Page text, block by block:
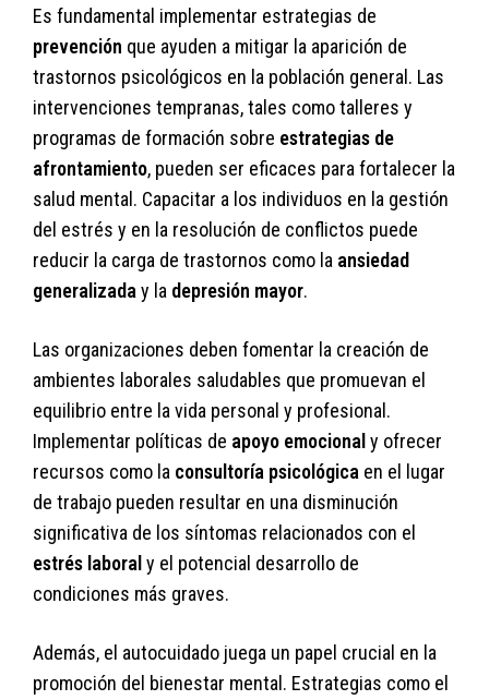
Es fundamental implementar estrategias de
prevención que ayuden a mitigar la aparición de
trastornos psicológicos en la población general. Las
intervenciones tempranas, tales como talleres y
programas de formación sobre estrategias de
afrontamiento, pueden ser eficaces para fortalecer la
salud mental. Capacitar a los individuos en la gestión
del estrés y en la resolución de conflictos puede
reducir la carga de trastornos como la ansiedad
generalizada y la depresión mayor.
Las organizaciones deben fomentar la creación de
ambientes laborales saludables que promuevan el
equilibrio entre la vida personal y profesional.
Implementar políticas de apoyo emocionaly ofrecer
recursos como la consultoría psicológica en el lugar
de trabajo pueden resultar en una disminución
significativa de los síntomas relacionados con el
estrés laboraly el potencial desarrollo de
condiciones más graves.
Además, el autocuidado juega un papel crucial en la
promoción del bienestar mental. Estrategias como el